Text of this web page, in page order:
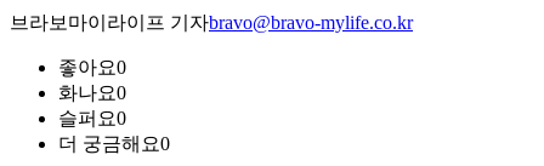
브라보마이라이프 기자bravo@bravo-mylife.co.kr
좋아요0
화나요0
슬퍼요0
더 궁금해요0